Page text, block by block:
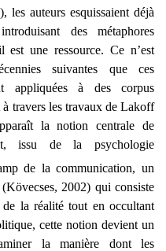
auteurs esquissaient déjà
des métaphores
est une ressource. Ce n’est
suivantes que ces
appliquées à des corpus
travers les travaux de Lakoff
la notion centrale de
issu de la psychologie
de la communication, un
2002) qui consiste
de la réalité tout en occultant
cette notion devient un
la manière dont les